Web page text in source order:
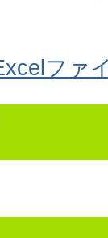
ファ